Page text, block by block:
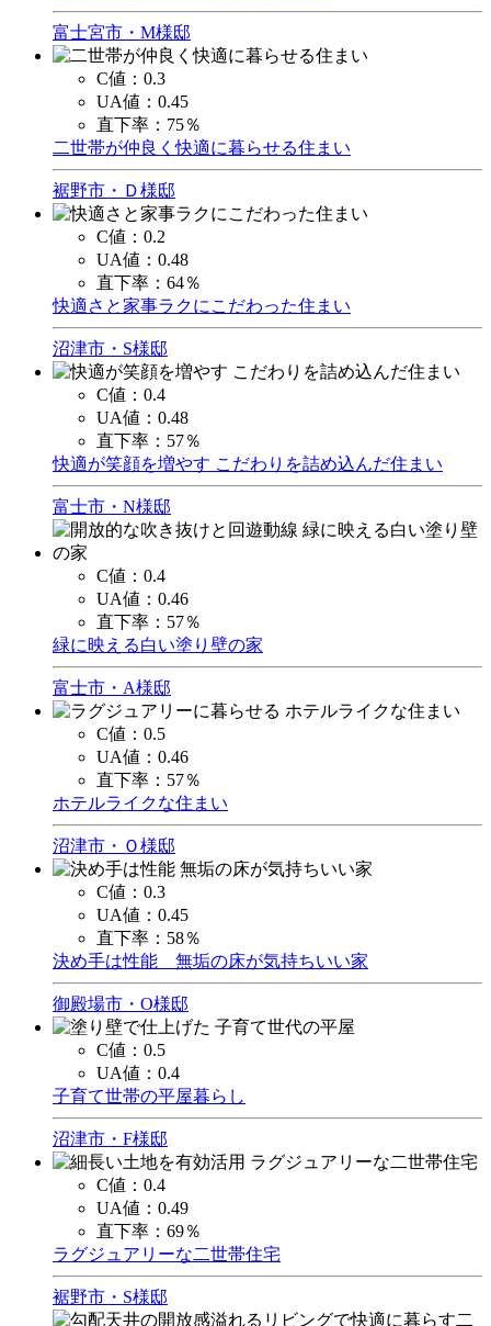
富士宮市・M様邸
C値： 0.3
UA値： 0.45
直下率： 75％
二世帯が仲良く快適に暮らせる住まい
裾野市・Ｄ様邸
C値： 0.2
UA値： 0.48
直下率： 64％
快適さと家事ラクにこだわった住まい
沼津市・S様邸
C値： 0.4
UA値： 0.48
直下率： 57％
快適が笑顔を増やす こだわりを詰め込んだ住まい
富士市・N様邸
C値： 0.4
UA値： 0.46
直下率： 57％
緑に映える白い塗り壁の家
富士市・A様邸
C値： 0.5
UA値： 0.46
直下率： 57％
ホテルライクな住まい
沼津市・Ｏ様邸
C値： 0.3
UA値： 0.45
直下率： 58％
決め手は性能 無垢の床が気持ちいい家
御殿場市・O様邸
C値： 0.5
UA値： 0.4
子育て世帯の平屋暮らし
沼津市・F様邸
C値： 0.4
UA値： 0.49
直下率： 69％
ラグジュアリーな二世帯住宅
裾野市・S様邸